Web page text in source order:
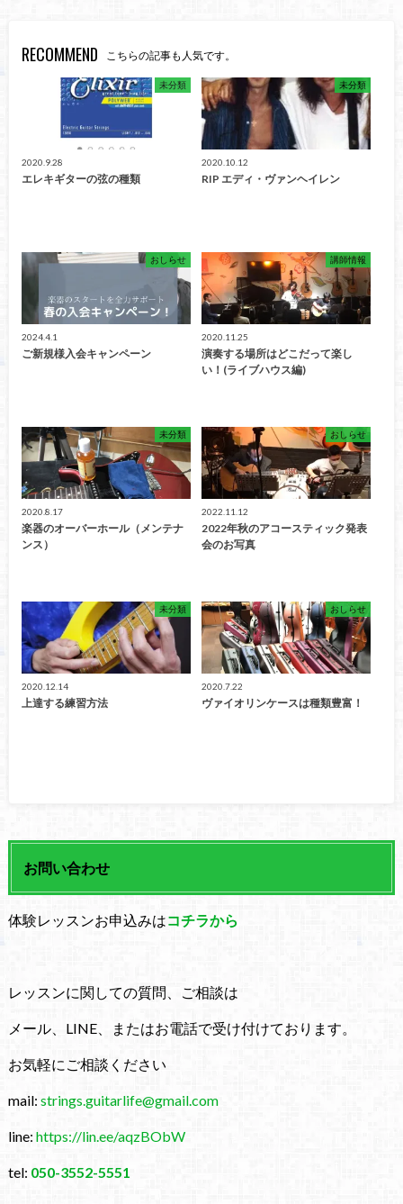
RECOMMEND こちらの記事も人気です。
未分類
2020.9.28
エレキギターの弦の種類
未分類
2020.10.12
RIP エディ・ヴァンヘイレン
おしらせ
2024.4.1
ご新規様入会キャンペーン
講師情報
2020.11.25
演奏する場所はどこだって楽し
い！(ライブハウス編)
未分類
2020.8.17
楽器のオーバーホール（メンテナ
ンス）
おしらせ
2022.11.12
2022年秋のアコースティック発表
会のお写真
未分類
2020.12.14
上達する練習方法
おしらせ
2020.7.22
ヴァイオリンケースは種類豊富！
お問い合わせ
体験レッスンお申込みはコチラから
レッスンに関しての質問、ご相談は
メール、LINE、またはお電話で受け付けております。
お気軽にご相談ください
mail: strings.guitarlife@gmail.com
line: https://lin.ee/aqzBObW
tel: 050-3552-5551